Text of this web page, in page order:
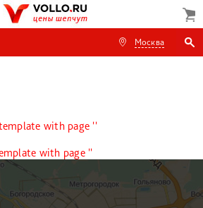
Москва
with page ''
with page ''